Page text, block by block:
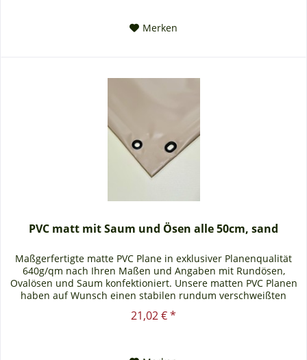
Merken
PVC matt mit Saum und Ösen alle 50cm, sand
Maßgerfertigte matte PVC Plane in exklusiver Planenqualität
640g/qm nach Ihren Maßen und Angaben mit Rundösen,
Ovalösen und Saum konfektioniert. Unsere matten PVC Planen
haben auf Wunsch einen stabilen rundum verschweißten
Saum in der...
21,02 € *